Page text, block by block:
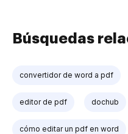
Búsquedas
convertidor de word a pdf
editor de pdf dochub
cómo editar un pdf en word